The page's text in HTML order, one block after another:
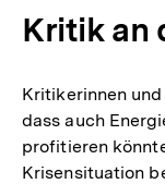
Kritik an
Kritikerinnen
dass auch
profitieren
Krisensituation